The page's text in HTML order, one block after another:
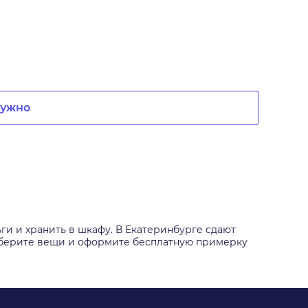
и хранить в шкафу. В Екатеринбурге сдают
вещи и оформите бесплатную примерку